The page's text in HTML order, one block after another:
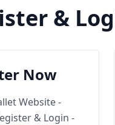
&
Now
Website -
& Login -